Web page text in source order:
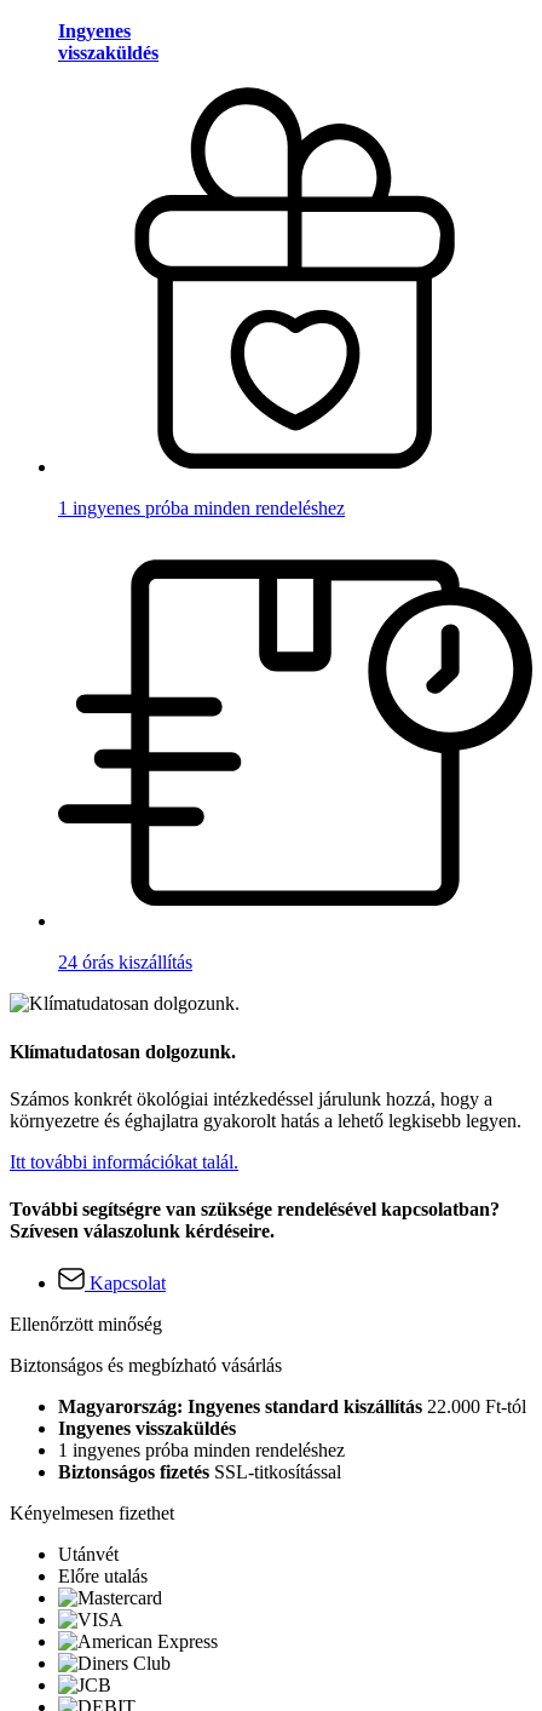
Ingyenes
visszaküldés
1 ingyenes próba minden rendeléshez
24 órás kiszállítás
Klímatudatosan dolgozunk.
Számos konkrét ökológiai intézkedéssel járulunk hozzá, hogy a
környezetre és éghajlatra gyakorolt hatás a lehető legkisebb legyen.
Itt további információkat talál.
További segítségre van szüksége rendelésével kapcsolatban?
Szívesen válaszolunk kérdéseire.
Kapcsolat
Ellenőrzött minőség
Biztonságos és megbízható vásárlás
Magyarország: Ingyenes standard kiszállítás 22.000 Ft-tól
Ingyenes visszaküldés
1 ingyenes próba minden rendeléshez
Biztonságos fizetés SSL-titkosítással
Kényelmesen fizethet
Utánvét
Előre utalás